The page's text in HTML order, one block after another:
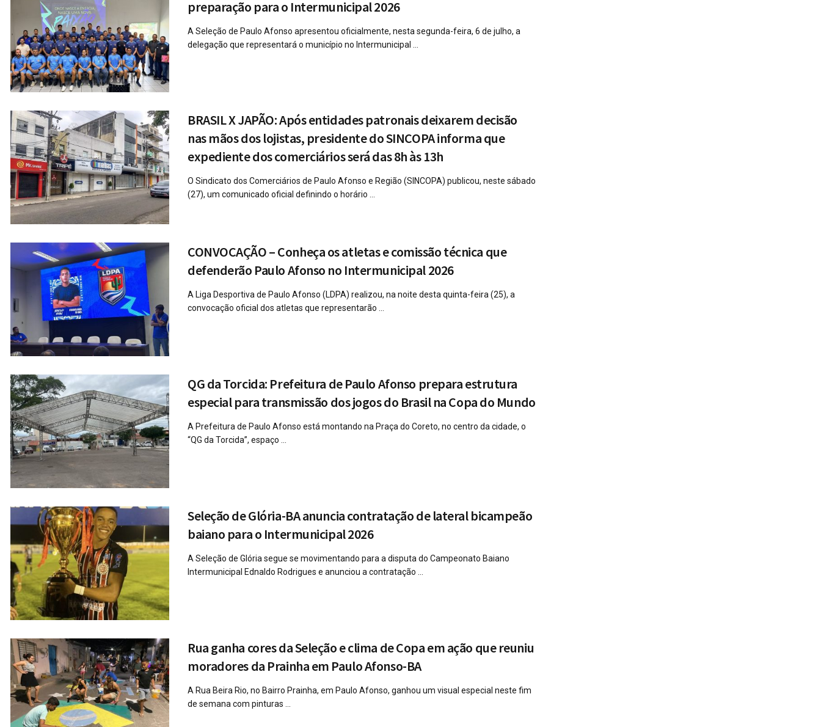
preparação para o Intermunicipal 2026
A Seleção de Paulo Afonso apresentou oficialmente, nesta segunda-feira, 6 de julho, a
delegação que representará o município no Intermunicipal ...
BRASIL X JAPÃO: Após entidades patronais deixarem decisão
nas mãos dos lojistas, presidente do SINCOPA informa que
expediente dos comerciários será das 8h às 13h
O Sindicato dos Comerciários de Paulo Afonso e Região (SINCOPA) publicou, neste sábado
(27), um comunicado oficial definindo o horário ...
CONVOCAÇÃO – Conheça os atletas e comissão técnica que
defenderão Paulo Afonso no Intermunicipal 2026
A Liga Desportiva de Paulo Afonso (LDPA) realizou, na noite desta quinta-feira (25), a
convocação oficial dos atletas que representarão ...
QG da Torcida: Prefeitura de Paulo Afonso prepara estrutura
especial para transmissão dos jogos do Brasil na Copa do Mundo
A Prefeitura de Paulo Afonso está montando na Praça do Coreto, no centro da cidade, o
“QG da Torcida”, espaço ...
Seleção de Glória-BA anuncia contratação de lateral bicampeão
baiano para o Intermunicipal 2026
A Seleção de Glória segue se movimentando para a disputa do Campeonato Baiano
Intermunicipal Ednaldo Rodrigues e anunciou a contratação ...
Rua ganha cores da Seleção e clima de Copa em ação que reuniu
moradores da Prainha em Paulo Afonso-BA
A Rua Beira Rio, no Bairro Prainha, em Paulo Afonso, ganhou um visual especial neste fim
de semana com pinturas ...